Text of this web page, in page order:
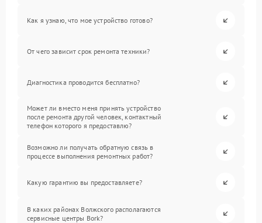
Как я узнаю, что мое устройство готово?
От чего зависит срок ремонта техники?
Диагностика проводится бесплатно?
Может ли вместо меня принять устройство
после ремонта другой человек, контактный
телефон которого я предоставлю?
Возможно ли получать обратную связь в
процессе выполнения ремонтных работ?
Какую гарантию вы предоставляете?
В каких районах Волжского располагаются
сервисные центры Bork?